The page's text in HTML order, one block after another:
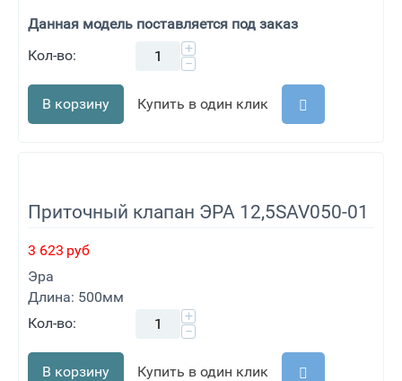
Данная модель поставляется под заказ
Кол-во:
+
−
В корзину Купить в один клик
Приточный клапан ЭРА 12,5SAV050-01
3 623 руб
Эра
Длина: 500мм
Кол-во:
+
−
В корзину Купить в один клик